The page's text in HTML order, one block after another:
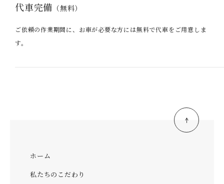
代車完備 （無料）
ご依頼の作業期間に、お車が必要な方には無料で代車をご用意しま
す。
ホーム
私たちのこだわり